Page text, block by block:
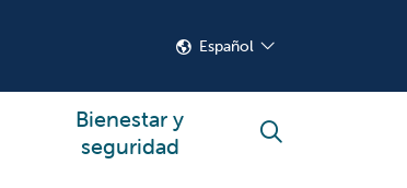
Español
Bienestar y
seguridad
buscar